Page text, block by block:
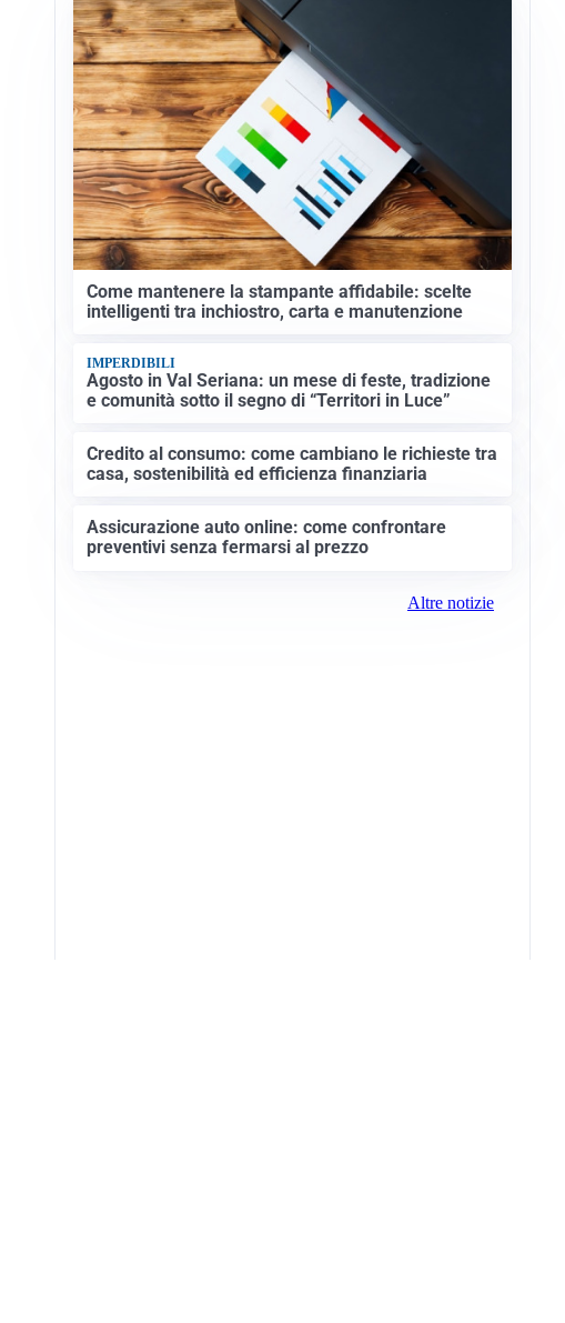
Come mantenere la stampante affidabile: scelte
intelligenti tra inchiostro, carta e manutenzione
IMPERDIBILI
Agosto in Val Seriana: un mese di feste, tradizione
e comunità sotto il segno di “Territori in Luce”
Credito al consumo: come cambiano le richieste tra
casa, sostenibilità ed efficienza finanziaria
Assicurazione auto online: come confrontare
preventivi senza fermarsi al prezzo
Altre notizie